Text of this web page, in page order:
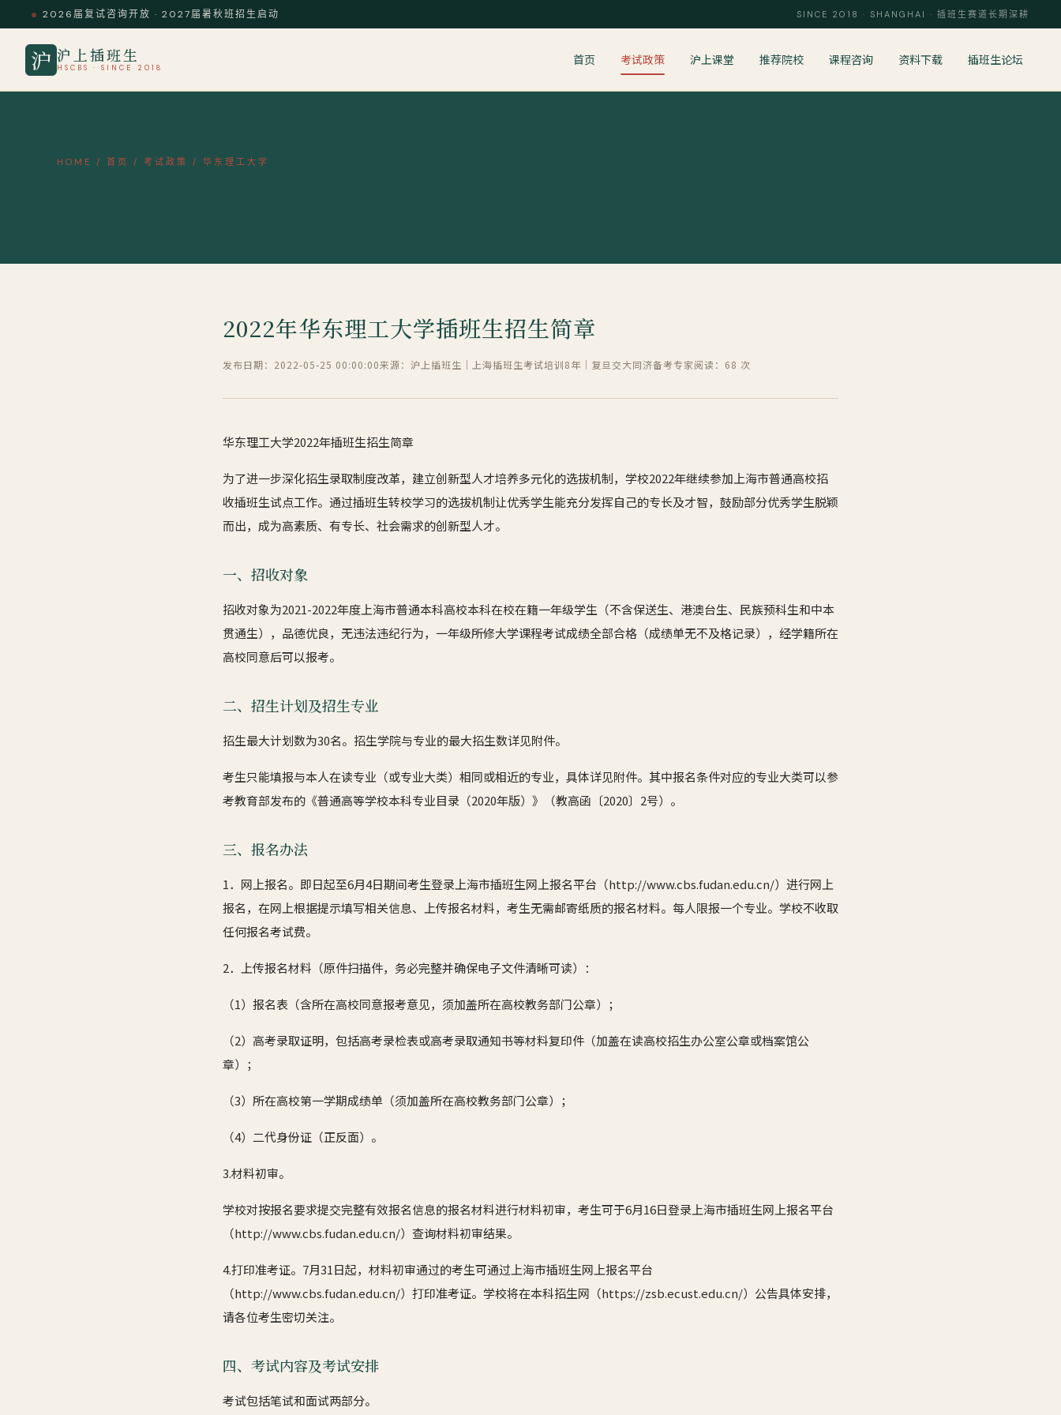
2026届复试咨询开放 · 2027届暑秋班招生启动 SINCE 2018 · SHANGHAI · 插班生赛道长期深耕
沪 沪上插班生
HSCBS · SINCE 2018
首页 考试政策 沪上课堂 推荐院校 课程咨询 资料下载 插班生论坛
HOME / 首页 / 考试政策 / 华东理工大学
2022年​华东理工大学插班生招生简章
发布日期：2022-05-25 00:00:00来源：沪上插班生｜上海插班生考试培训8年｜复旦交大同济备考专家阅读：68 次
华东理工大学2022年插班生招生简章
为了进一步深化招生录取制度改革，建立创新型人才培养多元化的选拔机制，学校2022年继续参加上海市普通高校招
收插班生试点工作。通过插班生转校学习的选拔机制让优秀学生能充分发挥自己的专长及才智，鼓励部分优秀学生脱颖
而出，成为高素质、有专长、社会需求的创新型人才。
一、招收对象
招收对象为2021-2022年度上海市普通本科高校本科在校在籍一年级学生（不含保送生、港澳台生、民族预科生和中本
贯通生），品德优良，无违法违纪行为，一年级所修大学课程考试成绩全部合格（成绩单无不及格记录），经学籍所在
高校同意后可以报考。
二、招生计划及招生专业
招生最大计划数为30名。招生学院与专业的最大招生数详见附件。
考生只能填报与本人在读专业（或专业大类）相同或相近的专业，具体详见附件。其中报名条件对应的专业大类可以参
考教育部发布的《普通高等学校本科专业目录（2020年版）》（教高函〔2020〕2号）。
三、报名办法
1．网上报名。即日起至6月4日期间考生登录上海市插班生网上报名平台（http://www.cbs.fudan.edu.cn/）进行网上
报名，在网上根据提示填写相关信息、上传报名材料，考生无需邮寄纸质的报名材料。每人限报一个专业。学校不收取
任何报名考试费。
2．上传报名材料（原件扫描件，务必完整并确保电子文件清晰可读）：
（1）报名表（含所在高校同意报考意见，须加盖所在高校教务部门公章）；
（2）高考录取证明，包括高考录检表或高考录取通知书等材料复印件（加盖在读高校招生办公室公章或档案馆公
章）；
（3）所在高校第一学期成绩单（须加盖所在高校教务部门公章）；
（4）二代身份证（正反面）。
3.材料初审。
学校对按报名要求提交完整有效报名信息的报名材料进行材料初审，考生可于6月16日登录上海市插班生网上报名平台
（http://www.cbs.fudan.edu.cn/）查询材料初审结果。
4.打印准考证。7月31日起，材料初审通过的考生可通过上海市插班生网上报名平台
（http://www.cbs.fudan.edu.cn/）打印准考证。学校将在本科招生网（https://zsb.ecust.edu.cn/）公告具体安排，
请各位考生密切关注。
四、考试内容及考试安排
考试包括笔试和面试两部分。